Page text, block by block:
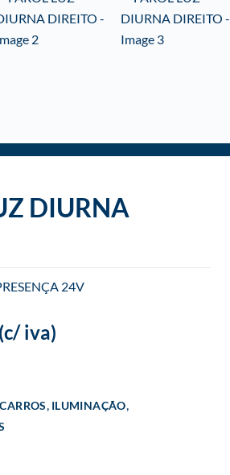
DIURNA
24V
(c/ iva)
, ILUMINAÇÃO,